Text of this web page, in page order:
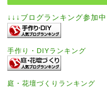
↓↓↓ブログランキング参加
手作り・DIYランキング
庭・花壇づくりランキング